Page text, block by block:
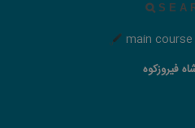
فیروزکوه